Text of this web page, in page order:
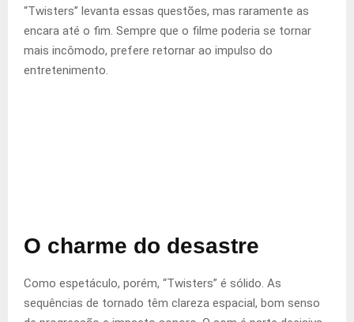
“Twisters” levanta essas questões, mas raramente as
encara até o fim. Sempre que o filme poderia se tornar
mais incômodo, prefere retornar ao impulso do
entretenimento.
O charme do desastre
Como espetáculo, porém, “Twisters” é sólido. As
sequências de tornado têm clareza espacial, bom senso